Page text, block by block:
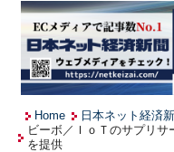
Home 日本ネット経済
ビーボ／ＩｏＴのサプリサ
を提供